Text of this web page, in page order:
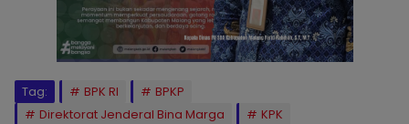
Tag: BPK RI
BPKP
Direktorat Jenderal Bina Marga
KPK